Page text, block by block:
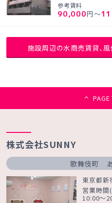
参考賃料
90,000円～
施設周辺の水商売賃貸、
PAGE
株式会社SUNNY
歌舞伎町
東京都新
営業時間
10:00～